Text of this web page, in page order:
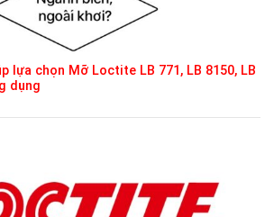
lựa chọn Mỡ Loctite LB 771, LB 8150, LB
dụng